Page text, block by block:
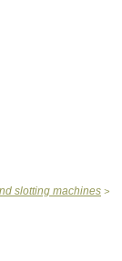
slotting machines >